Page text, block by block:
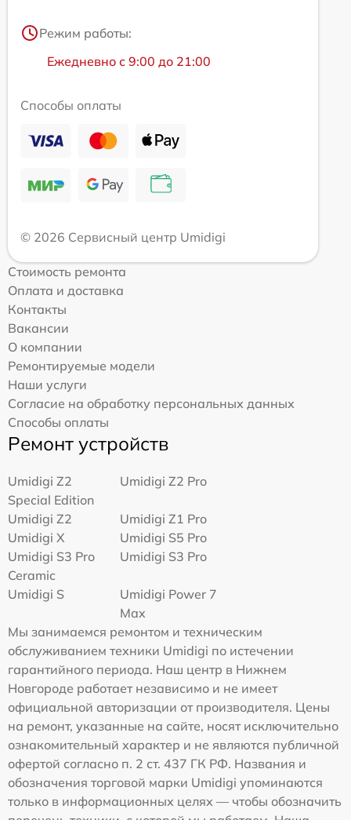
Режим работы:
Ежедневно с 9:00 до 21:00
Способы оплаты
© 2026 Сервисный центр Umidigi
Стоимость ремонта
Оплата и доставка
Контакты
Вакансии
О компании
Ремонтируемые модели
Наши услуги
Согласие на обработку персональных данных
Способы оплаты
Ремонт устройств
Umidigi Z2
Special Edition
Umidigi Z2 Pro
Umidigi Z2
Umidigi Z1 Pro
Umidigi X
Umidigi S5 Pro
Umidigi S3 Pro
Ceramic
Umidigi S3 Pro
Umidigi S
Umidigi Power 7
Max
Мы занимаемся ремонтом и техническим
обслуживанием техники Umidigi по истечении
гарантийного периода. Наш центр в Нижнем
Новгороде работает независимо и не имеет
официальной авторизации от производителя. Цены
на ремонт, указанные на сайте, носят исключительно
ознакомительный характер и не являются публичной
офертой согласно п. 2 ст. 437 ГК РФ. Названия и
обозначения торговой марки Umidigi упоминаются
только в информационных целях — чтобы обозначить